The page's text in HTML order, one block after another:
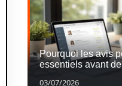
Pourquoi les avis
essentiels avant
03/07/2026